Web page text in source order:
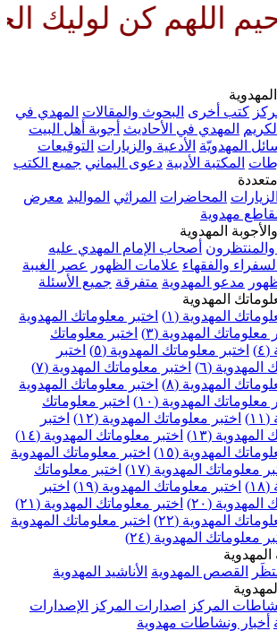
اللهم كن لوليك
كتب أخرى البحوث والمقالات المهدي في
المهدي في الأحاديث أجوبة أهل البيت
المهدويّة الأدعية والزيارات التوقيعات
المكتبة الأدبية دعوى اليماني جميع الكتب
الزيارات المحاضرات المراثي المواليد معرض
مهدوية
المهدوية
والمنتظرون أصحاب الإمام المهدي عليه
السفراء والفقهاء علامات الظهور
عصر الغيبة
مدعو المهدوية متفرقة جميع الأسئلة
المهدوية
المهدوية (١)
اختبر معلوماتك المهدوية
معلوماتك المهدوية (٣)
اختبر معلوماتك
اختبر معلوماتك المهدوية (٥)
اختبر
المهدوية (٦)
اختبر معلوماتك المهدوية (٧)
المهدوية (٨)
اختبر معلوماتك المهدوية
معلوماتك المهدوية (١٠)
اختبر معلوماتك
اختبر معلوماتك المهدوية (١٢)
اختبر
المهدوية (١٣)
اختبر معلوماتك المهدوية (١٤)
المهدوية (١٥)
اختبر معلوماتك المهدوية
معلوماتك المهدوية (١٧)
اختبر معلوماتك
اختبر معلوماتك المهدوية (١٩)
اختبر
المهدوية (٢٠)
اختبر معلوماتك المهدوية (٢١)
المهدوية (٢٢)
اختبر معلوماتك المهدوية
معلوماتك المهدوية (٢٤)
المهدوية
القصص المهدوية الأناشيد المهدوية
المركز
اصدارات المركز
الإصدارات
أخبار ونشاطات مهدوية